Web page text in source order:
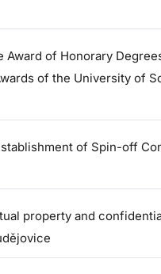
of Honorary
of the University of
of Spin-off
property and